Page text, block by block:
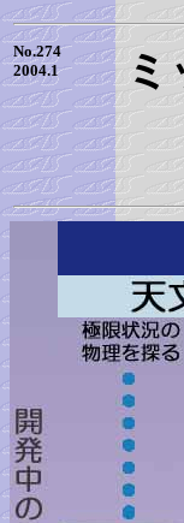
No.274
2004.1
ミ